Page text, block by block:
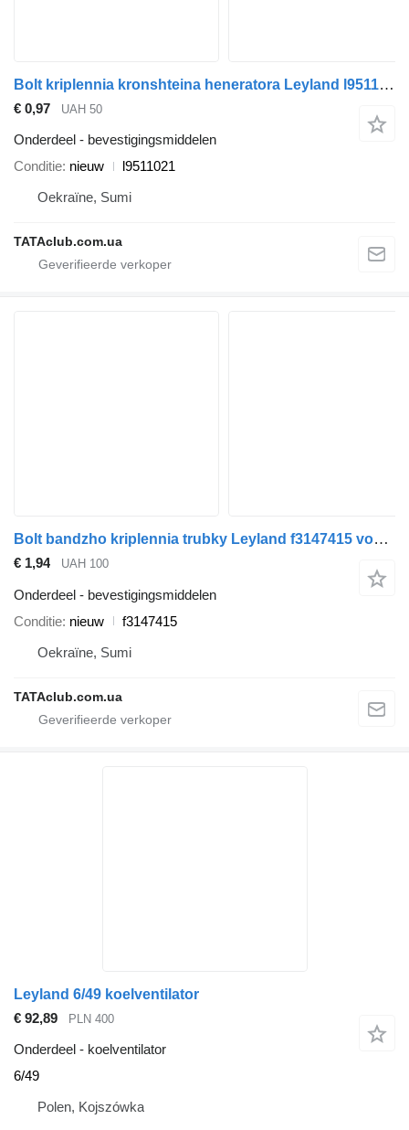
Bolt kriplennia kronshteina heneratora Leyland l9511021 voor bus
€ 0,97 UAH 50
Onderdeel - bevestigingsmiddelen
Conditie nieuw
l9511021
Oekraïne, Sumi
TATAclub.com.ua
Bolt bandzho kriplennia trubky Leyland f3147415 voor BAZ A08123.10 bus
€ 1,94 UAH 100
Onderdeel - bevestigingsmiddelen
Conditie nieuw
f3147415
Oekraïne, Sumi
TATAclub.com.ua
Leyland 6/49 koelventilator
€ 92,89
PLN 400
Onderdeel - koelventilator
6/49
Polen, Kojszówka